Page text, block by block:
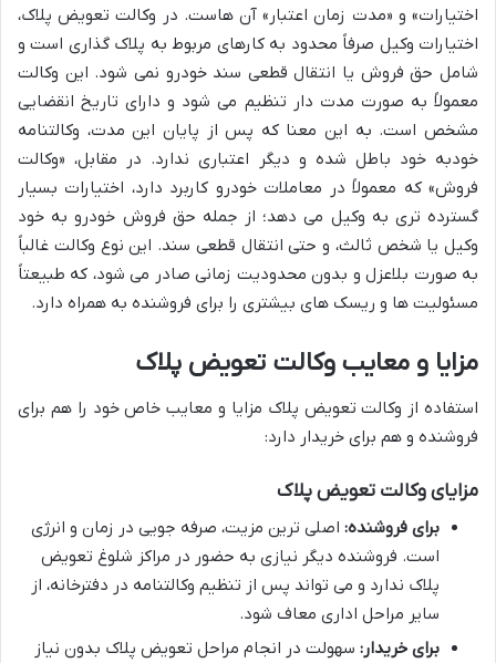
اختیارات» و «مدت زمان اعتبار» آن هاست. در وکالت تعویض پلاک،
اختیارات وکیل صرفاً محدود به کارهای مربوط به پلاک گذاری است و
شامل حق فروش یا انتقال قطعی سند خودرو نمی شود. این وکالت
معمولاً به صورت مدت دار تنظیم می شود و دارای تاریخ انقضایی
مشخص است. به این معنا که پس از پایان این مدت، وکالتنامه
خودبه خود باطل شده و دیگر اعتباری ندارد. در مقابل، «وکالت
فروش» که معمولاً در معاملات خودرو کاربرد دارد، اختیارات بسیار
گسترده تری به وکیل می دهد؛ از جمله حق فروش خودرو به خود
وکیل یا شخص ثالث، و حتی انتقال قطعی سند. این نوع وکالت غالباً
به صورت بلاعزل و بدون محدودیت زمانی صادر می شود، که طبیعتاً
مسئولیت ها و ریسک های بیشتری را برای فروشنده به همراه دارد.
مزایا و معایب وکالت تعویض پلاک
استفاده از وکالت تعویض پلاک مزایا و معایب خاص خود را هم برای
فروشنده و هم برای خریدار دارد:
مزایای وکالت تعویض پلاک
برای فروشنده: اصلی ترین مزیت، صرفه جویی در زمان و انرژی
است. فروشنده دیگر نیازی به حضور در مراکز شلوغ تعویض
پلاک ندارد و می تواند پس از تنظیم وکالتنامه در دفترخانه، از
سایر مراحل اداری معاف شود.
برای خریدار: سهولت در انجام مراحل تعویض پلاک بدون نیاز